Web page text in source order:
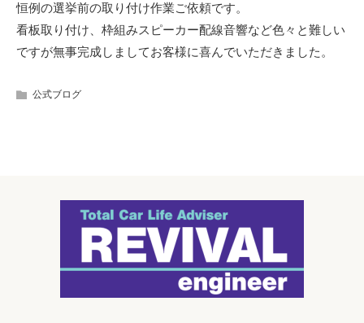
恒例の選挙前の取り付け作業ご依頼です。
看板取り付け、枠組みスピーカー配線音響など色々と難しい
ですが無事完成しましてお客様に喜んでいただきました。
公式ブログ